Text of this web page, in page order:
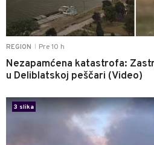
REGION Pre 10 h
Nezapamćena katastrofa:
u Deliblatskoj peščari (Video)
3 slika